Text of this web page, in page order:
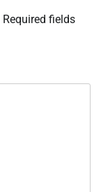
Required fields